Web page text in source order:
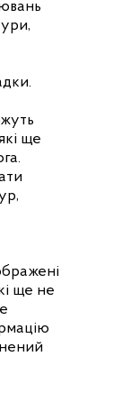
ще
ще не